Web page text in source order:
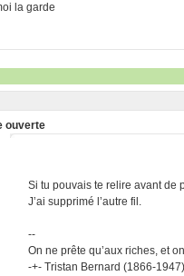
la garde
ouverte
Si tu pouvais te relire avant de
J’ai supprimé l’autre fil.
--
On ne prête qu’aux riches, et
-+- Tristan Bernard (1866-